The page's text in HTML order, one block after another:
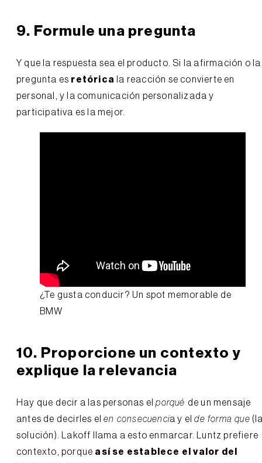
9. Formule una pregunta
Y que la respuesta sea el producto. Si la afirmación o la
pregunta es retórica la reacción se convierte en
personal, y la comunicación personalizada y
participativa es la mejor.
¿Te gusta conducir? Un spot memorable de
BMW
10. Proporcione un contexto y
explique la relevancia
Hay que decir a las personas elporqué de un mensaje
antes de decirles elen consecuencia y elde forma que
solución). Lakoff llama a esto enmarcar. Luntz prefiere
contexto, porque así se establece el valor del